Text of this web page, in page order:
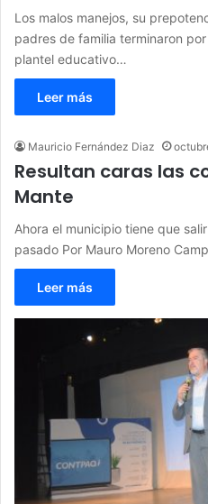
Los malos manejos, su
padres de familia terminaron
plantel educativo…
Leer más
Mauricio Fernández Diaz
Resultan caras las
Mante
Ahora el municipio tiene que
pasado Por Mauro Moreno
Leer más